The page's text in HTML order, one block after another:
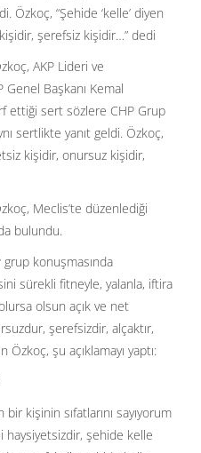
Özkoç, “Şehide ‘kelle’ diyen
şerefsiz kişidir…” dedi
AKP Lideri ve
Genel Başkanı Kemal
ettiği sert sözlere CHP Grup
sertlikte yanıt geldi. Özkoç,
kişidir, onursuz kişidir,
Meclis’te düzenlediği
bulundu.
grup konuşmasında
sürekli fitneyle, yalanla, iftira
olsun açık ve net
şerefsizdir, alçaktır,
şu açıklamayı yaptı:
kişinin sıfatlarını sayıyorum
haysiyetsizdir, şehide kelle